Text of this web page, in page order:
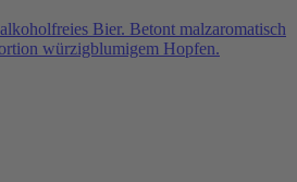
Bier. Betont malzaromatisch
würzigblumigem Hopfen.